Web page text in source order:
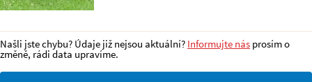
Našli jste chybu? Údaje již nejsou aktuální? Informujte nás prosím o
změně, rádi data upravíme.